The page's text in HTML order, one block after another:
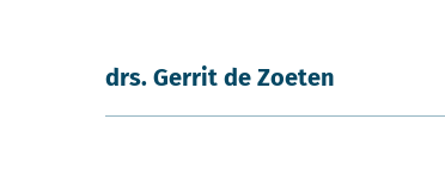
drs. Gerrit de Zoeten